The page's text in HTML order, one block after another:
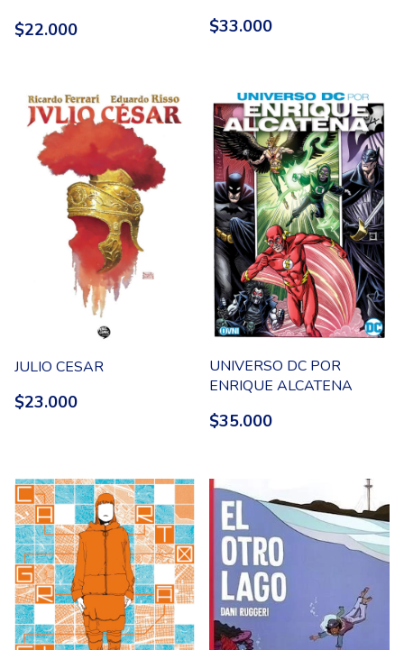
ENSENADA
$22.000 $33.000
JULIO CESAR
$23.000
UNIVERSO DC POR
ENRIQUE ALCATENA
$35.000